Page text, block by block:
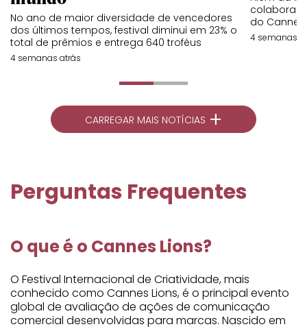
No ano de maior diversidade de vencedores
dos últimos tempos, festival diminui em 23% o
total de prêmios e entrega 640 troféus
4 semanas atrás
do Cannes
4 semanas
CARREGAR MAIS NOTÍCIAS +
Perguntas Frequentes
O que é o Cannes Lions?
O Festival Internacional de Criatividade, mais
conhecido como Cannes Lions, é o principal evento
global de avaliação de ações de comunicação
comercial desenvolvidas para marcas. Nascido em